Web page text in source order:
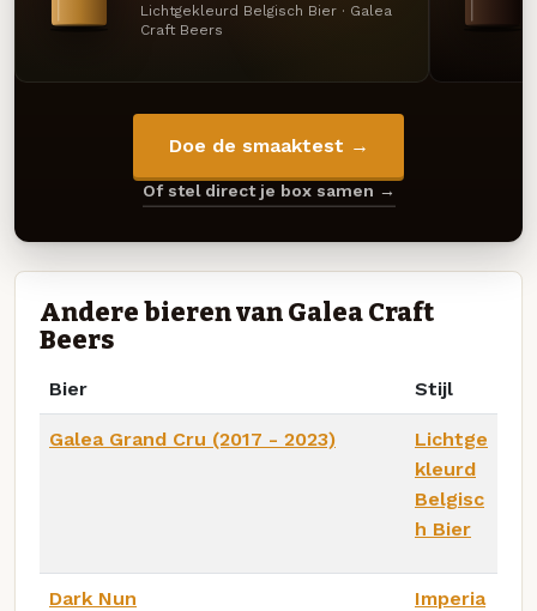
Lichtgekleurd Belgisch Bier · Galea
Craft Beers
Doe de smaaktest →
Of stel direct je box samen →
Andere bieren van Galea Craft
Beers
Bier Stijl
Galea Grand Cru (2017 - 2023)
Lichtge
kleurd
Belgisc
h Bier
Dark Nun
Imperia